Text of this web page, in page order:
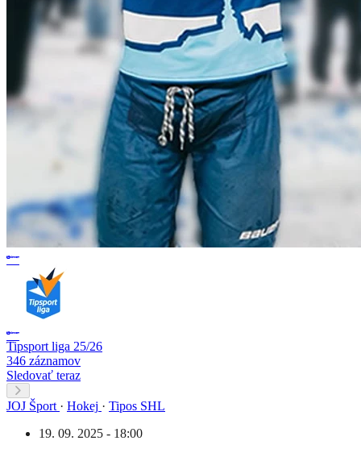
Tipsport liga 25/26
346 záznamov
Sledovať teraz
JOJ Šport · Hokej · Tipos SHL
19. 09. 2025 - 18:00